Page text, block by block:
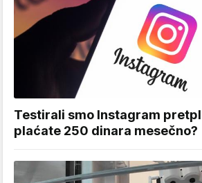
Testirali smo Instagram
plaćate 250 dinara mesečno?